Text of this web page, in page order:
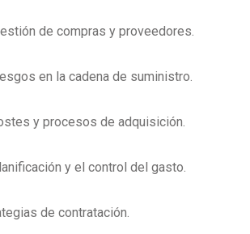
de compras y proveedores.
en la cadena de suministro.
y procesos de adquisición.
y el control del gasto.
de contratación.